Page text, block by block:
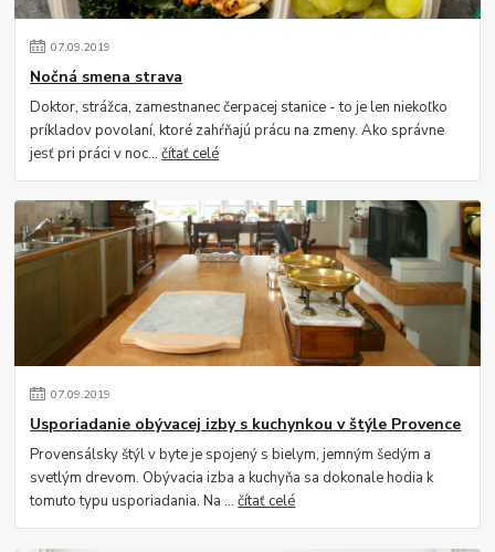
07.09.2019
Nočná smena strava
Doktor, strážca, zamestnanec čerpacej stanice - to je len niekoľko
príkladov povolaní, ktoré zahŕňajú prácu na zmeny. Ako správne
jesť pri práci v noc...čítať celé
07.09.2019
Usporiadanie obývacej izby s kuchynkou v štýle Provence
Provensálsky štýl v byte je spojený s bielym, jemným šedým a
svetlým drevom. Obývacia izba a kuchyňa sa dokonale hodia k
tomuto typu usporiadania. Na ...čítať celé